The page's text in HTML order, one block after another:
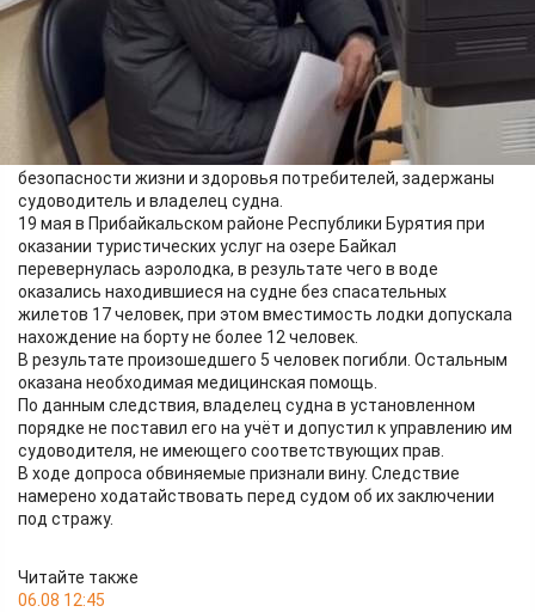
Следственными органами Восточного межрегионального
следственного управления на транспорте СК России в
рамках расследования уголовного дела, возбужденного по
факту оказания услуг, не отвечающих требованиям
безопасности жизни и здоровья потребителей, задержаны
судоводитель и владелец судна.
19 мая в Прибайкальском районе Республики Бурятия при
оказании туристических услуг на озере Байкал
перевернулась аэролодка, в результате чего в воде
оказались находившиеся на судне без спасательных
жилетов 17 человек, при этом вместимость лодки допускала
нахождение на борту не более 12 человек.
В результате произошедшего 5 человек погибли. Остальным
оказана необходимая медицинская помощь.
По данным следствия, владелец судна в установленном
порядке не поставил его на учёт и допустил к управлению им
судоводителя, не имеющего соответствующих прав.
В ходе допроса обвиняемые признали вину. Следствие
намерено ходатайствовать перед судом об их заключении
под стражу.
Читайте также
06.08 12:45